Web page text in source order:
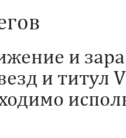
и
и титул